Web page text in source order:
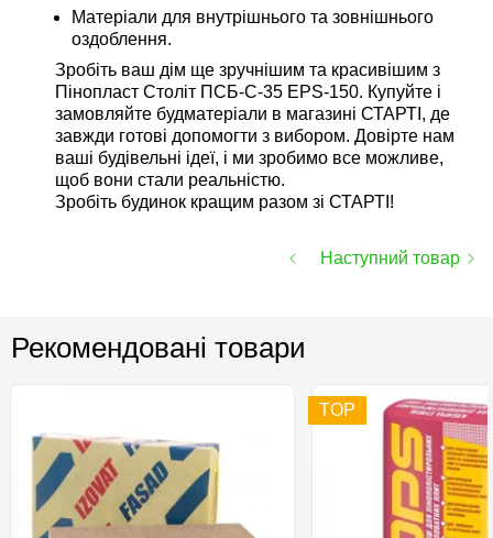
Матеріали для внутрішнього та зовнішнього
оздоблення.
Зробіть ваш дім ще зручнішим та красивішим з
Пінопласт Століт ПСБ-С-35 EPS-150. Купуйте і
замовляйте будматеріали в магазині СТАРТІ, де
завжди готові допомогти з вибором. Довірте нам
ваші будівельні ідеї, і ми зробимо все можливе,
щоб вони стали реальністю.
Зробіть будинок кращим разом зі СТАРТІ!
Наступний товар
Рекомендовані товари
TOP